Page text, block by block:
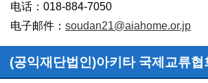
电话：018-884-7050
电子邮件： soudan21@aiahome.or.jp
(공익재단법인)아키타 국제교류